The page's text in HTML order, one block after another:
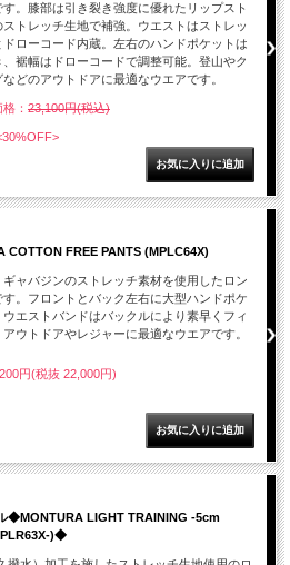
す。膝部は引き裂き強度に優れたリップスト
ストレッチ生地で補強。ウエストはストレッ
ドローコード内蔵。左右のハンドポケットは
、裾幅はドローコードで調整可能。登山やク
どのアウトドアに最適なウエアです。
： 23,100円(税込)
COTTON FREE PANTS (MPLC64X)
ギャバジンのストレッチ素材を使用したロン
す。フロントとバック左右に大型ハンドポケ
ウエストバンドはバックルにより素早くフィ
アウトドアやレジャーに最適なウエアです。
円(税抜 22,000円)
◆MONTURA LIGHT TRAINING -5cm
)◆